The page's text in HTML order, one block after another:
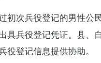
初次兵役登记的男性公
具兵役登记凭证。县、
登记信息提供协助。